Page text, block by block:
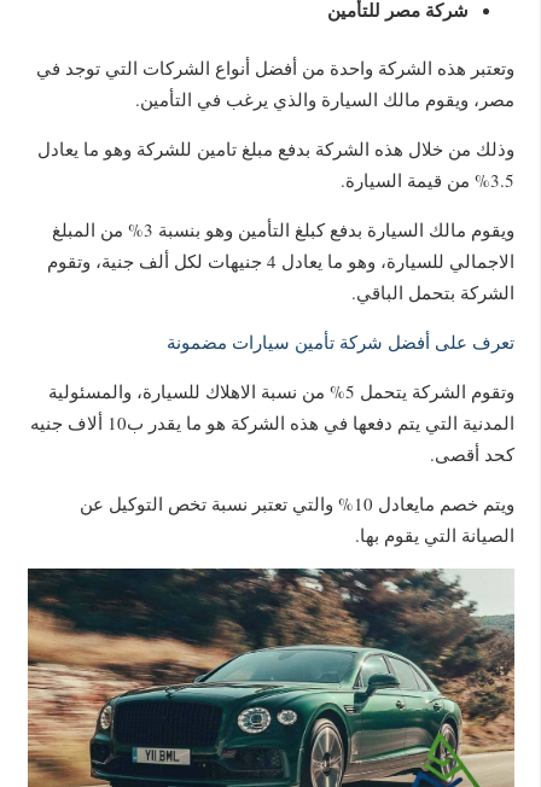
شركة مصر للتأمين
وتعتبر هذه الشركة واحدة من أفضل أنواع الشركات التي توجد في
مصر، ويقوم مالك السيارة والذي يرغب في التأمين.
وذلك من خلال هذه الشركة بدفع مبلغ تامين للشركة وهو ما يعادل
3.5% من قيمة السيارة.
ويقوم مالك السيارة بدفع كبلغ التأمين وهو بنسبة 3% من المبلغ
الاجمالي للسيارة، وهو ما يعادل 4 جنيهات لكل ألف جنية، وتقوم
الشركة بتحمل الباقي.
تعرف على أفضل شركة تأمين سيارات مضمونة
وتقوم الشركة يتحمل 5% من نسبة الاهلاك للسيارة، والمسئولية
المدنية التي يتم دفعها في هذه الشركة هو ما يقدر ب10 ألاف جنيه
كحد أقصى.
ويتم خصم مايعادل 10% والتي تعتبر نسبة تخص التوكيل عن
الصيانة التي يقوم بها.